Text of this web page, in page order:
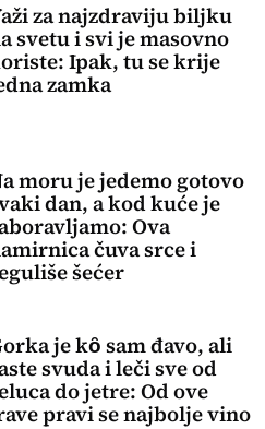
za najzdraviju biljku
svetu i svi je masovno
Ipak, tu se krije
zamka
moru je jedemo gotovo
dan, a kod kuće je
Ova
čuva srce i
šećer
je kȏ sam đavo, ali
svuda i leči sve od
do jetre: Od ove
pravi se najbolje vino